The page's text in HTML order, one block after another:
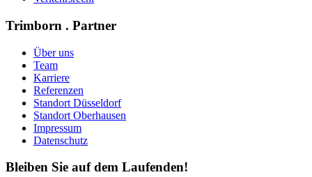
Trimborn . Partner
Über uns
Team
Karriere
Referenzen
Standort Düsseldorf
Standort Oberhausen
Impressum
Datenschutz
Bleiben Sie auf dem Laufenden!